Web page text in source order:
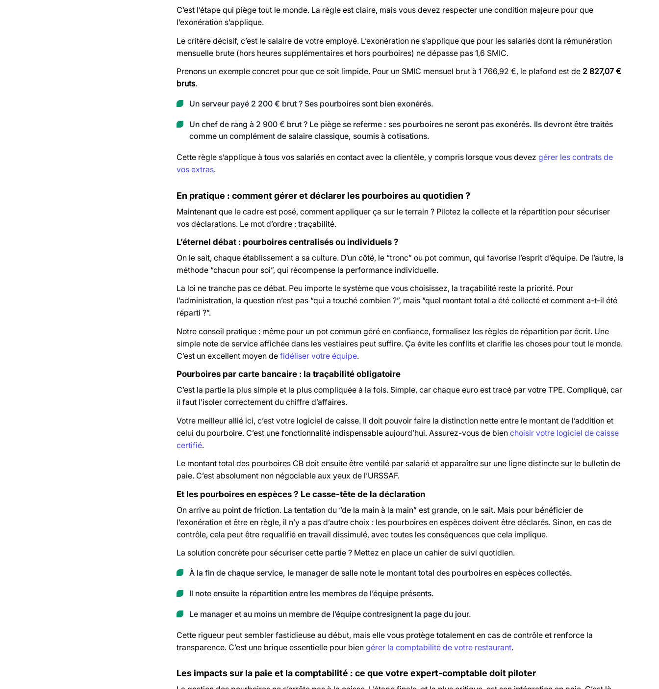
C’est l’étape qui piège tout le monde. La règle est claire, mais vous devez respecter une condition majeure pour que
l’exonération s’applique.
Le critère décisif, c’est le salaire de votre employé. L’exonération ne s’applique que pour les salariés dont la rémunération
mensuelle brute (hors heures supplémentaires et hors pourboires) ne dépasse pas 1,6 SMIC.
Prenons un exemple concret pour que ce soit limpide. Pour un SMIC mensuel brut à 1 766,92 €, le plafond est de 2 827,07 €
bruts.
Un serveur payé 2 200 € brut ? Ses pourboires sont bien exonérés.
Un chef de rang à 2 900 € brut ? Le piège se referme : ses pourboires ne seront pas exonérés. Ils devront être traités
comme un complément de salaire classique, soumis à cotisations.
Cette règle s’applique à tous vos salariés en contact avec la clientèle, y compris lorsque vous devez gérer les contrats de
vos extras.
En pratique : comment gérer et déclarer les pourboires au quotidien ?
Maintenant que le cadre est posé, comment appliquer ça sur le terrain ? Pilotez la collecte et la répartition pour sécuriser
vos déclarations. Le mot d’ordre : traçabilité.
L’éternel débat : pourboires centralisés ou individuels ?
On le sait, chaque établissement a sa culture. D’un côté, le “tronc” ou pot commun, qui favorise l’esprit d’équipe. De l’autre, la
méthode “chacun pour soi”, qui récompense la performance individuelle.
La loi ne tranche pas ce débat. Peu importe le système que vous choisissez, la traçabilité reste la priorité. Pour
l’administration, la question n’est pas “qui a touché combien ?”, mais “quel montant total a été collecté et comment a-t-il été
réparti ?”.
Notre conseil pratique : même pour un pot commun géré en confiance, formalisez les règles de répartition par écrit. Une
simple note de service affichée dans les vestiaires peut suffire. Ça évite les conflits et clarifie les choses pour tout le monde.
C’est un excellent moyen de fidéliser votre équipe.
Pourboires par carte bancaire : la traçabilité obligatoire
C’est la partie la plus simple et la plus compliquée à la fois. Simple, car chaque euro est tracé par votre TPE. Compliqué, car
il faut l’isoler correctement du chiffre d’affaires.
Votre meilleur allié ici, c’est votre logiciel de caisse. Il doit pouvoir faire la distinction nette entre le montant de l’addition et
celui du pourboire. C’est une fonctionnalité indispensable aujourd’hui. Assurez-vous de bien choisir votre logiciel de caisse
certifié.
Le montant total des pourboires CB doit ensuite être ventilé par salarié et apparaître sur une ligne distincte sur le bulletin de
paie. C’est absolument non négociable aux yeux de l’URSSAF.
Et les pourboires en espèces ? Le casse-tête de la déclaration
On arrive au point de friction. La tentation du “de la main à la main” est grande, on le sait. Mais pour bénéficier de
l’exonération et être en règle, il n’y a pas d’autre choix : les pourboires en espèces doivent être déclarés. Sinon, en cas de
contrôle, cela peut être requalifié en travail dissimulé, avec toutes les conséquences que cela implique.
La solution concrète pour sécuriser cette partie ? Mettez en place un cahier de suivi quotidien.
À la fin de chaque service, le manager de salle note le montant total des pourboires en espèces collectés.
Il note ensuite la répartition entre les membres de l’équipe présents.
Le manager et au moins un membre de l’équipe contresignent la page du jour.
Cette rigueur peut sembler fastidieuse au début, mais elle vous protège totalement en cas de contrôle et renforce la
transparence. C’est une brique essentielle pour bien gérer la comptabilité de votre restaurant.
Les impacts sur la paie et la comptabilité : ce que votre expert-comptable doit piloter